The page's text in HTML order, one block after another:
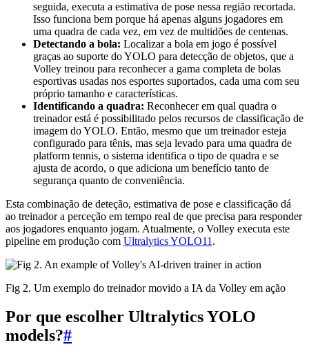
seguida, executa a estimativa de pose nessa região recortada.
Isso funciona bem porque há apenas alguns jogadores em
uma quadra de cada vez, em vez de multidões de centenas.
Detectando a bola: Localizar a bola em jogo é possível
graças ao suporte do YOLO para detecção de objetos, que a
Volley treinou para reconhecer a gama completa de bolas
esportivas usadas nos esportes suportados, cada uma com seu
próprio tamanho e características.
Identificando a quadra: Reconhecer em qual quadra o
treinador está é possibilitado pelos recursos de classificação de
imagem do YOLO. Então, mesmo que um treinador esteja
configurado para tênis, mas seja levado para uma quadra de
platform tennis, o sistema identifica o tipo de quadra e se
ajusta de acordo, o que adiciona um benefício tanto de
segurança quanto de conveniência.
Esta combinação de deteção, estimativa de pose e classificação dá
ao treinador a perceção em tempo real de que precisa para responder
aos jogadores enquanto jogam. Atualmente, o Volley executa este
pipeline em produção com Ultralytics YOLO11 .
Fig 2. Um exemplo do treinador movido a IA da Volley em ação
Por que escolher Ultralytics YOLO
models?#